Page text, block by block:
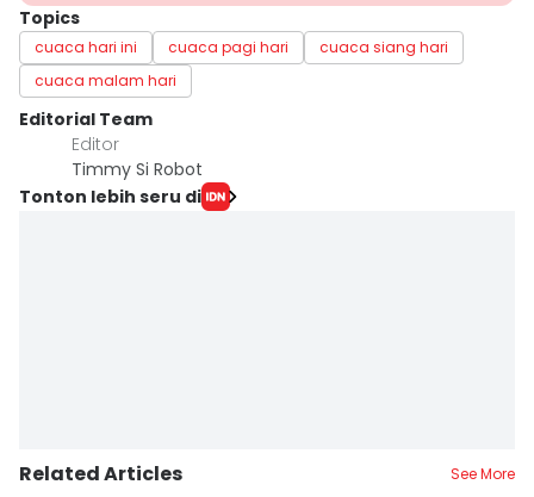
Topics
cuaca hari ini cuaca pagi hari
cuaca siang hari
cuaca malam hari
Editorial Team
Editor
Timmy Si Robot
Tonton lebih seru di
Related Articles See More